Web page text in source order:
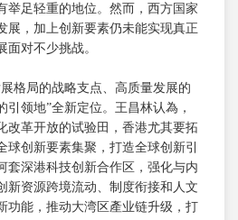
举足轻重的地位。然而，西方国家
展，加上创新要素仍未能实现真正
面对不少挑战。
格局的战略支点、高质量发展的
领地”全新定位。王昌林认為，
改革开放的试验田，香港尤其要拓
球创新要素集聚，打造全球创新引
套深港科技创新合作区，强化与内
新资源跨境流动、制度衔接和人文
功能，推动大湾区產业链升级，打